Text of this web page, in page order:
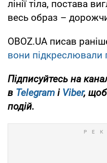
лінії тіла, постава
весь образ –
OBOZ.UA писав
вони підкреслювали
Підписуйтесь на
в Telegram і Viber, щоб
подій.